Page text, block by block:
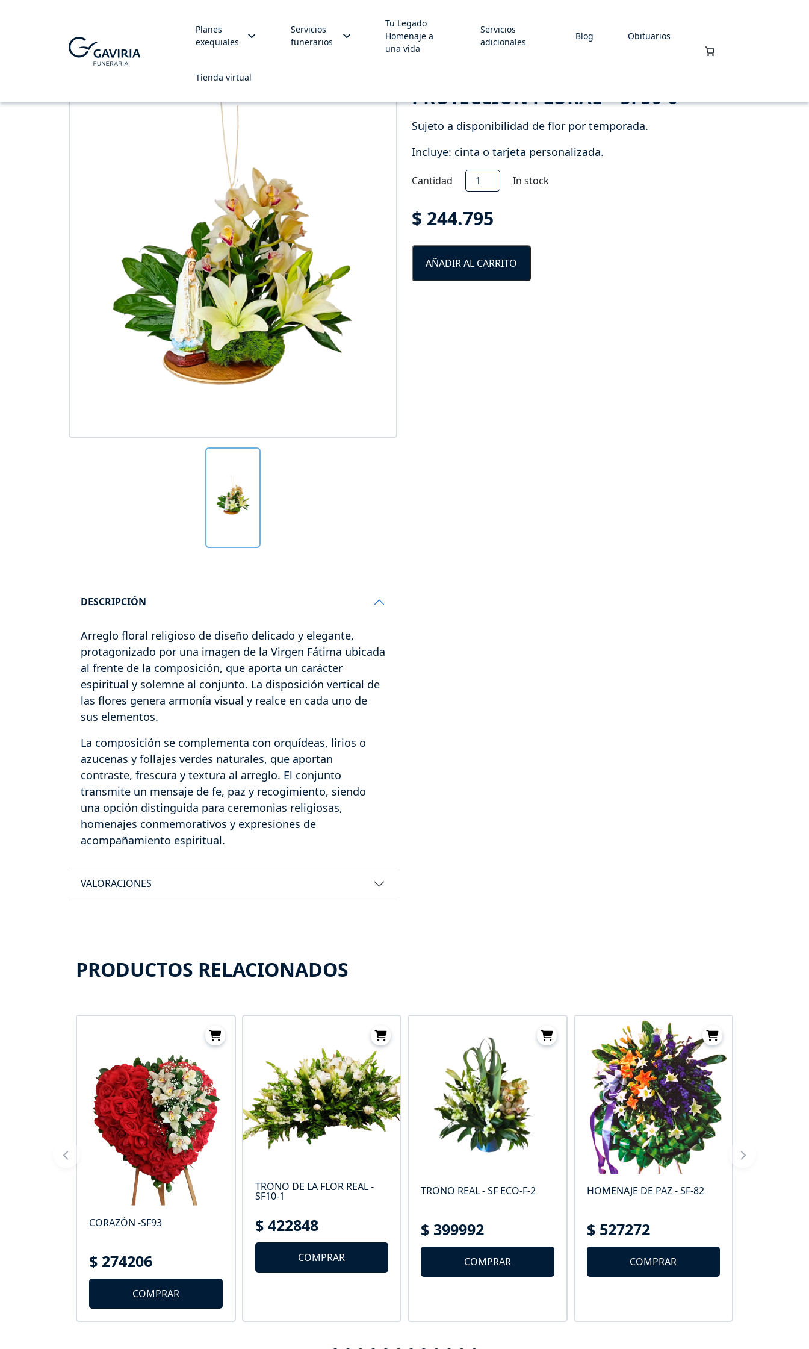
Planes
exequiales
Servicios
funerarios
Tu Legado
Homenaje a
una vida
Servicios
adicionales
Blog Obituarios
Tienda virtual
PROTECCIÓN FLORAL – SF50-0
Sujeto a disponibilidad de flor por temporada.
Incluye: cinta o tarjeta personalizada.
Cantidad
Protección
Floral
SF50-
cantidad
In stock
$ 244.795
AÑADIR AL CARRITO
DESCRIPCIÓN
Arreglo floral religioso de diseño delicado y elegante,
protagonizado por una imagen de la Virgen Fátima ubicada
al frente de la composición, que aporta un carácter
espiritual y solemne al conjunto. La disposición vertical de
las flores genera armonía visual y realce en cada uno de
sus elementos.
La composición se complementa con orquídeas, lirios o
azucenas y follajes verdes naturales, que aportan
contraste, frescura y textura al arreglo. El conjunto
transmite un mensaje de fe, paz y recogimiento, siendo
una opción distinguida para ceremonias religiosas,
homenajes conmemorativos y expresiones de
acompañamiento espiritual.
VALORACIONES
PRODUCTOS RELACIONADOS
CORAZÓN -SF93
$ 274206
COMPRAR
TRONO DE LA FLOR REAL -
SF10-1
$ 422848
COMPRAR
TRONO REAL - SF ECO-F-2
$ 399992
COMPRAR
HOMENAJE DE PAZ - SF-82
$ 527272
COMPRAR